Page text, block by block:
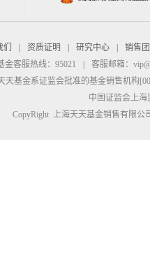
资质证明 研究中心
销售
金客服热线：95021
客服邮箱：
天基金系证监会批准的基金销售机构
中国证监会上
CopyRight 上海天天基金销售有限